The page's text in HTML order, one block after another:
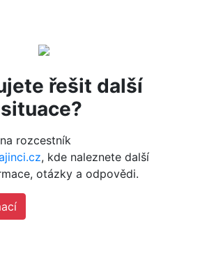
řešit další
rozcestník
, kde naleznete další
otázky a odpovědi.